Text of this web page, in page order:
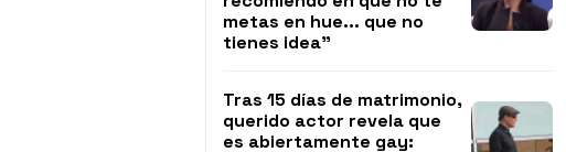
metas en hue... que no
tienes idea"
Tras 15 días de matrimonio,
querido actor revela que
es abiertamente gay: